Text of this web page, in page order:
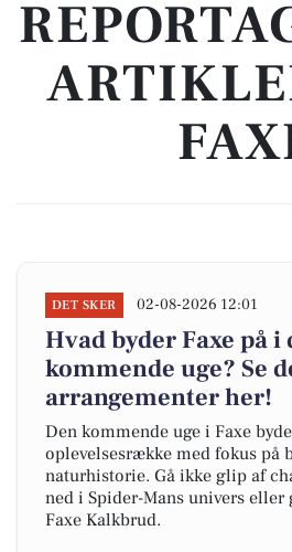
DET SKER 02-08-2026 12:01
Hvad byder Faxe på i
kommende uge? Se
arrangementer her!
Den kommende uge i Faxe
oplevelsesrække med fokus på
naturhistorie. Gå ikke glip af
ned i Spider-Mans univers eller
Faxe Kalkbrud.